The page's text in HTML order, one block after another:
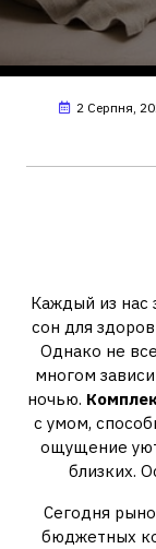
2 Серпня,
Каждый из нас
сон для
Однако не
многом
ночью.
с умом,
ощущение
близких.
Сегодня
бюджетных